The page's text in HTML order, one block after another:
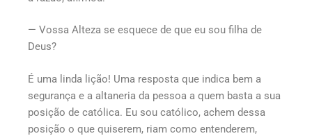
— Vossa Alteza se esquece de que eu sou filha de
Deus?
É uma linda lição! Uma resposta que indica bem a
segurança e a altaneria da pessoa a quem basta a sua
posição de católica. Eu sou católico, achem dessa
posição o que quiserem, riam como entenderem,